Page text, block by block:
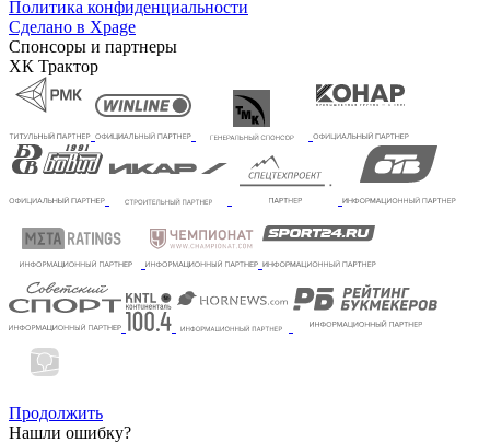
Политика конфиденциальности
Сделано в Xpage
Спонсоры и партнеры
ХК Трактор
Продолжить
Нашли ошибку?